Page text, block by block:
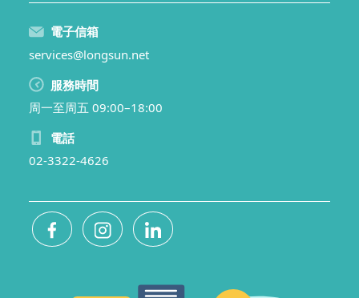
電子信箱
services@longsun.net
服務時間
周一至周五 09:00–18:00
電話
02-3322-4626